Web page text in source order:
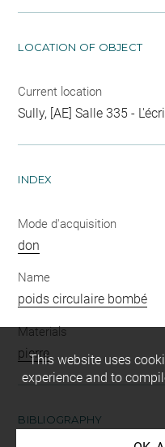
LOCATION OF OBJECT
Current location
Sully, [AE] Salle 335 -
INDEX
Mode d'acquisition
don
Name
poids circulaire bombé
Materials
pierre
BIBLIOGRAPHY
This website uses
experience and to